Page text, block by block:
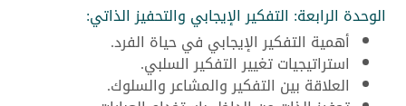
الوحدة الرابعة: التفكير الإيجابي والتحفيز الذاتي:
أهمية التفكير الإيجابي في حياة الفرد.
استراتيجيات تغيير التفكير السلبي.
العلاقة بين التفكير والمشاعر والسلوك.